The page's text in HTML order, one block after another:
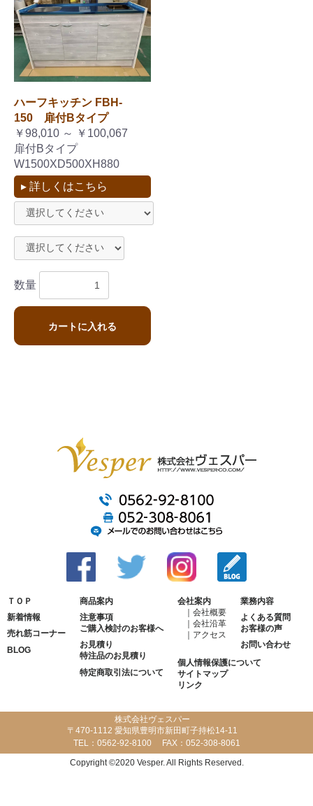
ハーフキッチン FBH-
150 扉付Bタイプ
￥98,010 ～ ￥100,067
扉付Bタイプ
W1500XD500XH880
▸ 詳しくはこちら
数量
カートに入れる
ＴＯＰ
新着情報
売れ筋コーナー
BLOG
商品案内
注意事項
ご購入検討のお客様へ
お見積り
特注品のお見積り
特定商取引法について
会社案内
会社概要
会社沿革
アクセス
業務内容
よくある質問
お客様の声
お問い合わせ
個人情報保護について
サイトマップ
リンク
株式会社ヴェスパー
〒470-1112 愛知県豊明市新田町子持松14-11
TEL： 0562-92-8100 FAX： 052-308-8061
Copyright ©2020 Vesper. All Rights Reserved.